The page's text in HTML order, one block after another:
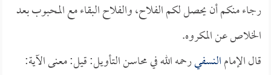
رجاء منكم أن يحصل لكم الفلاح، والفلاح البقاء مع المحبوب بعد
الخلاص عن المكروه.
قال الإمامالنسفيرحمه الله في محاسن التأويل: قيل: معنى الآية: